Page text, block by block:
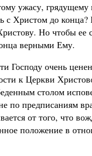
ужасу,
Христом до конца?
Но чтобы
верными Ему.
Господу очень
к Церкви
столом
по предписаниям
от того, что
положение в